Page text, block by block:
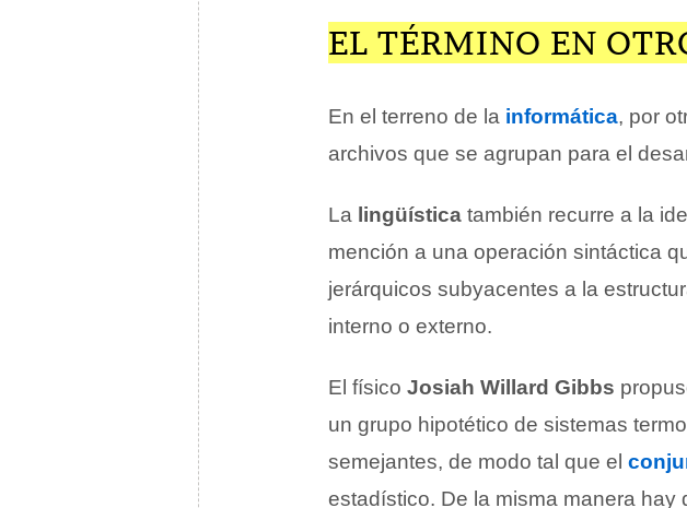
EL TÉRMINO EN
En el terreno de la informática, por
archivos que se agrupan para el
La lingüística también recurre a la
mención a una operación sintáctica
jerárquicos subyacentes a la
interno o externo.
El físico Josiah Willard Gibbs
un grupo hipotético de sistemas
semejantes, de modo tal que el
estadístico. De la misma manera hay